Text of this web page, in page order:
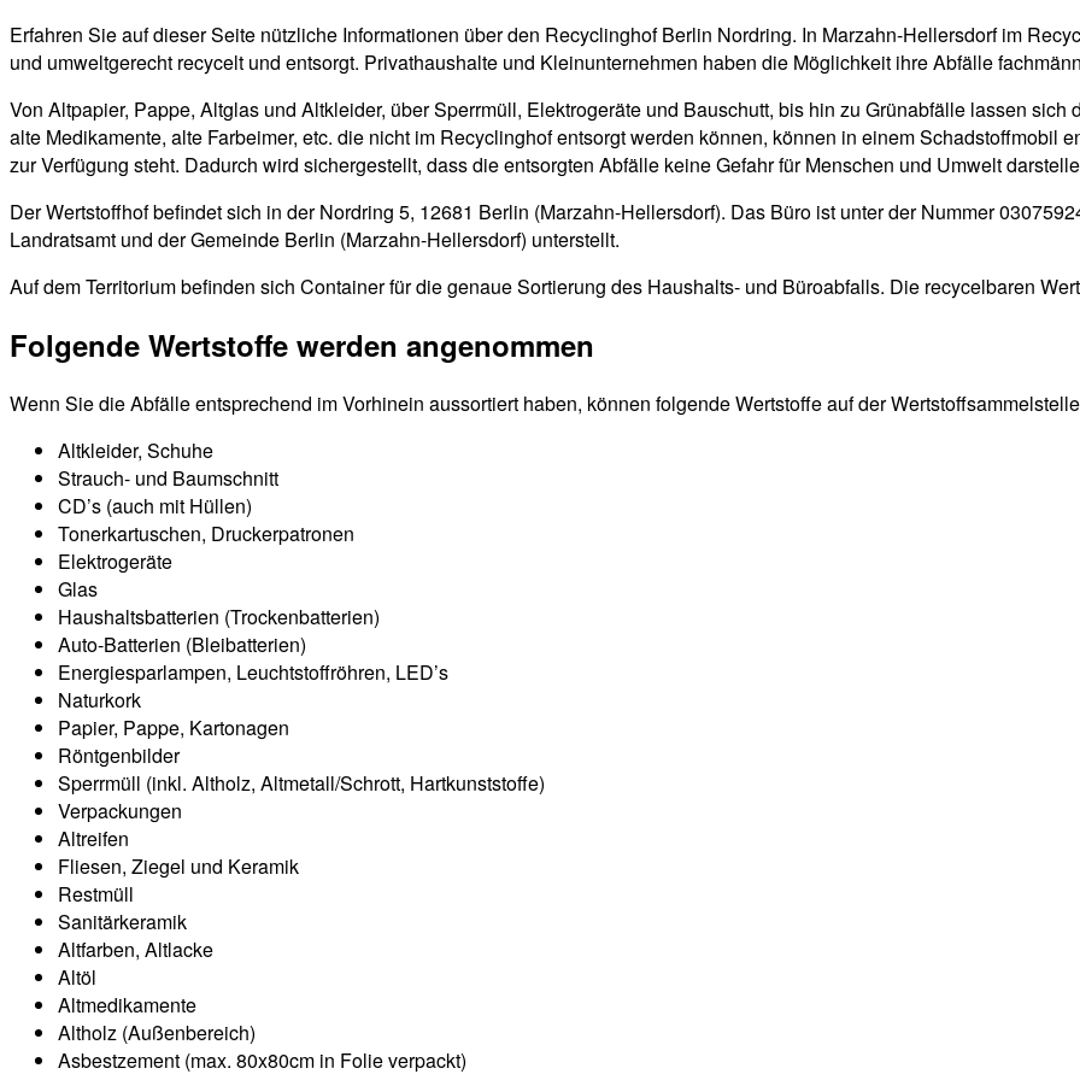
Erfahren Sie auf dieser Seite nützliche Informationen über den Recyclinghof Berlin Nordring. In Marzahn-Hellersdorf im
und umweltgerecht recycelt und entsorgt. Privathaushalte und Kleinunternehmen haben die Möglichkeit ihre Abfälle
Von Altpapier, Pappe, Altglas und Altkleider, über Sperrmüll, Elektrogeräte und Bauschutt, bis hin zu Grünabfälle lassen
alte Medikamente, alte Farbeimer, etc. die nicht im Recyclinghof entsorgt werden können, können in einem Schadstoffmobil
zur Verfügung steht. Dadurch wird sichergestellt, dass die entsorgten Abfälle keine Gefahr für Menschen und Umwelt
Der Wertstoffhof befindet sich in der Nordring 5, 12681 Berlin (Marzahn-Hellersdorf). Das Büro ist unter der Nummer
Landratsamt und der Gemeinde Berlin (Marzahn-Hellersdorf) unterstellt.
Auf dem Territorium befinden sich Container für die genaue Sortierung des Haushalts- und Büroabfalls. Die recycelbaren
Folgende Wertstoffe werden angenommen
Wenn Sie die Abfälle entsprechend im Vorhinein aussortiert haben, können folgende Wertstoffe auf der
Altkleider, Schuhe
Strauch- und Baumschnitt
CD’s (auch mit Hüllen)
Tonerkartuschen, Druckerpatronen
Elektrogeräte
Glas
Haushaltsbatterien (Trockenbatterien)
Auto-Batterien (Bleibatterien)
Energiesparlampen, Leuchtstoffröhren, LED’s
Naturkork
Papier, Pappe, Kartonagen
Röntgenbilder
Sperrmüll (inkl. Altholz, Altmetall/Schrott, Hartkunststoffe)
Verpackungen
Altreifen
Fliesen, Ziegel und Keramik
Restmüll
Sanitärkeramik
Altfarben, Altlacke
Altöl
Altmedikamente
Altholz (Außenbereich)
Asbestzement (max. 80x80cm in Folie verpackt)